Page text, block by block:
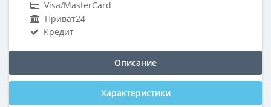
Visa/MasterCard
Приват24
Кредит
Описание
Характеристики